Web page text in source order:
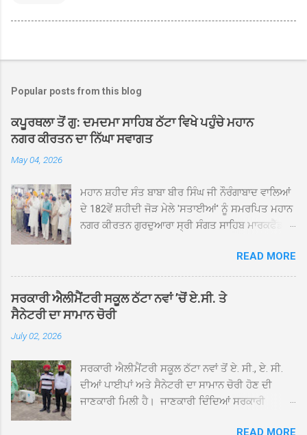
Popular posts from this blog
ਕਪੂਰਥਲਾ ਤੋਂ ਗੁ: ਦਮਦਮਾ ਸਾਹਿਬ ਠੱਟਾ ਵਿਖੇ ਪਹੁੰਚੇ ਮਹਾਨ
ਨਗਰ ਕੀਰਤਨ ਦਾ ਨਿੱਘਾ ਸਵਾਗਤ
May 04, 2026
ਮਹਾਨ ਸ਼ਹੀਦ ਸੰਤ ਬਾਬਾ ਬੀਰ ਸਿੰਘ ਜੀ ਨੌਰੰਗਾਬਾਦ ਵਾਲਿਆਂ
ਦੇ 182ਵੇਂ ਸ਼ਹੀਦੀ ਜੋੜ ਮੇਲੇ 'ਸਤਾਈਆਂ' ਨੂੰ ਸਮਰਪਿਤ ਮਹਾਨ
ਨਗਰ ਕੀਰਤਨ ਗੁਰਦੁਆਰਾ ਸ੍ਰੀ ਸੰਗਤ ਸਾਹਿਬ ਮਾਰਕਫੈੱਡ
ਸਰਪ੍ਰਸਤੀ ਹੇਠ, ਪੰਜ ਪਿਆਰਿਆਂ ਦੀ ਅਗਵਾਈ ਵਿੱਚ
ਮਹੱਲਾ ਸੰਤਪੁਰਾ ਤੋਂ ਪ੍ਰਾਰੰਭ ਹੋ ਕੇ ਪਿੰਡ ਭਗਤਪੁਰ,
ਭਗਵਾਨਪੁਰ, ਝੁੱਗੀਆਂ ਗੁਲਾਮ, ਮਜਾਦਪੁਰ, ਕੁੱਲੀਆਂ, ਰੱਤਾ ਨੌ
ਅਬਾਦ, ਕੋਲੀਆਂਵਾਲ, ਅੱਡਾ ਸਾਬੂਵਾਲ, ਦਰੀਏਵਾਲ,
ਵਿਖੇ ਪਹੁੰਚਣ ’ਤੇ ਮੁੱਖ ਸੇਵਾਦਾਰ ਸੰਤ ਬਾਬਾ ਹਰਜੀਤ ਸਿੰਘ ਤੇ
ਇਲਾਕੇ ਦੀਆਂ ਸੰਗਤਾਂ ਵੱਲੋਂ ਜੈਕਾਰਿਆਂ ਦੀ ਗੂੰਜ ਵਿਚ ਨਿੱਘਾ
ਸਵਾਗਤ ਕੀਤਾ ਗਿਆ। ਗੁਰਦੁਆਰਾ ਸ੍ਰੀ ਦਮਦਮਾ ਸਾਹਿਬ
READ MORE
ਸਰਕਾਰੀ ਐਲੀਮੈਂਟਰੀ ਸਕੂਲ ਠੱਟਾ ਨਵਾਂ ’ਚੋਂ ਏ.ਸੀ. ਤੇ
ਸੈਨੇਟਰੀ ਦਾ ਸਾਮਾਨ ਚੋਰੀ
July 02, 2026
ਸਰਕਾਰੀ ਐਲੀਮੈਂਟਰੀ ਸਕੂਲ ਠੱਟਾ ਨਵਾਂ ਤੋਂ ਏ. ਸੀ., ਏ. ਸੀ.
ਦੀਆਂ ਪਾਈਪਾਂ ਅਤੇ ਸੈਨੇਟਰੀ ਦਾ ਸਾਮਾਨ ਚੋਰੀ ਹੋਣ ਦੀ
ਜਾਣਕਾਰੀ ਮਿਲੀ ਹੈ। ਜਾਣਕਾਰੀ ਦਿੰਦਿਆਂ ਸਰਕਾਰੀ
READ MORE